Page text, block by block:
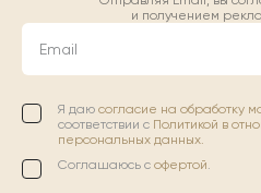
и получением
Email
Я даю согласие на обработку
соответствии с Политикой в
персональных данных.
Соглашаюсь с офертой.